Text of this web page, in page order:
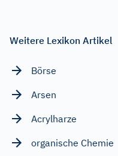
Weitere Lexikon Artikel
Börse
Arsen
Acrylharze
organische Chemie